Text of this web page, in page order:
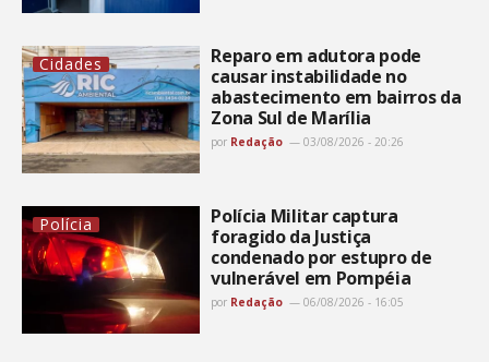
Cidades
Reparo em adutora pode
causar instabilidade no
abastecimento em bairros da
Zona Sul de Marília
por Redação 03/08/2026 - 20:26
Polícia
Polícia Militar captura
foragido da Justiça
condenado por estupro de
vulnerável em Pompéia
por Redação 06/08/2026 - 16:05